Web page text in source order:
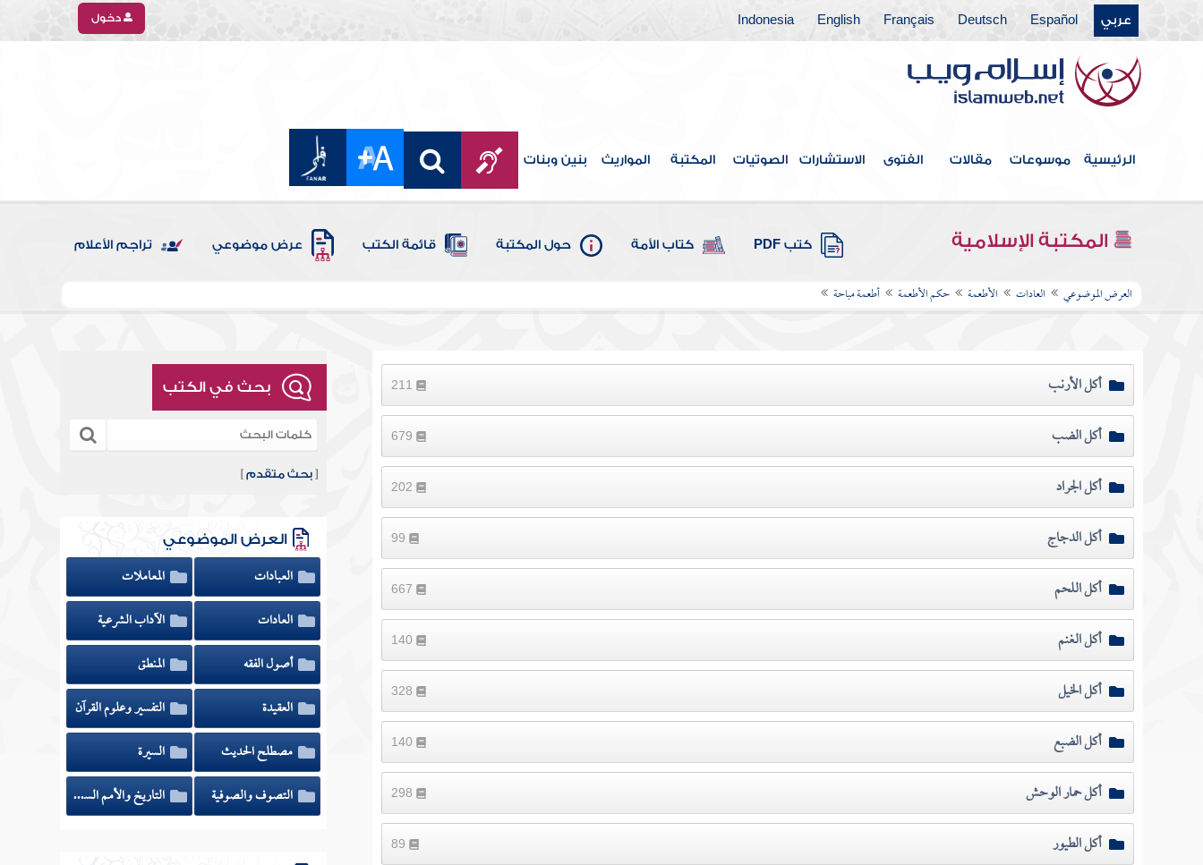
عربي Español
Deutsch
Français
English
Indonesia دخول
الرئيسية موسوعات مقالات الفتوى الاستشارات الصوتيات المكتبة المواريث بنين وبنات
المكتبة الإسلامية كتب PDF كتاب الأمة حول المكتبة قائمة الكتب عرض موضوعي تراجم الأعلام
العرض الموضوعي العادات الأطعمة حكم الأطعمة أطعمة مباحة
أكل الأرنب
أكل الضب
أكل الجراد
أكل الدجاج
أكل اللحم
أكل الغنم
أكل الخيل
أكل الضبع
أكل حمار الوحش
أكل الطيور
بحث في الكتب
[بحث متقدم ]
العرض الموضوعي
العبادات
المعاملات
العادات
الآداب الشرعية
أصول الفقه
المنطق
العقيدة
التفسير وعلوم القرآن
مصطلح الحديث
السيرة
التصوف والصوفية
التاريخ والأمم السابقة